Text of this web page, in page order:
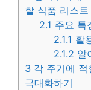
할 식품 리스트
2.1 주요 특
2.1.1 활
2.1.2 알
3 각 주기에
극대화하기